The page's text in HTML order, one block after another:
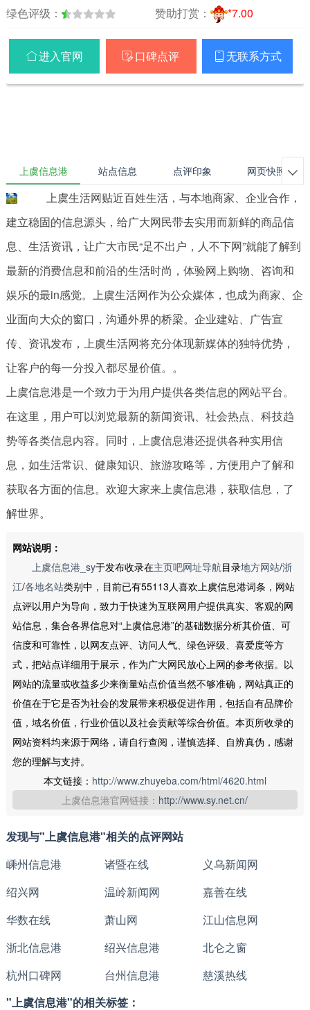
绿色评级：
赞助打赏： *7.00
进入官网  口碑点评  无联系方式
上虞信息港 站点信息 点评印象 网页快照 
上虞生活网贴近百姓生活，与本地商家、企业合作，
建立稳固的信息源头，给广大网民带去实用而新鲜的商品信
息、生活资讯，让广大市民“足不出户，人不下网”就能了解到
最新的消费信息和前沿的生活时尚，体验网上购物、咨询和
娱乐的最in感觉。上虞生活网作为公众媒体，也成为商家、企
业面向大众的窗口，沟通外界的桥梁。企业建站、广告宣
传、资讯发布，上虞生活网将充分体现新媒体的独特优势，
让客户的每一分投入都尽显价值。。
上虞信息港是一个致力于为用户提供各类信息的网站平台。
在这里，用户可以浏览最新的新闻资讯、社会热点、科技趋
势等各类信息内容。同时，上虞信息港还提供各种实用信
息，如生活常识、健康知识、旅游攻略等，方便用户了解和
获取各方面的信息。欢迎大家来上虞信息港，获取信息，了
解世界。
网站说明：
上虞信息港_sy于发布收录在主页吧网址导航目录地方网站/浙
江/各地名站类别中，目前已有55113人喜欢上虞信息港词条，网站
点评以用户为导向，致力于快速为互联网用户提供真实、客观的网
站信息，集合各界信息对“上虞信息港”的基础数据分析其价值、可
信度和可靠性，以网友点评、访问人气、绿色评级、喜爱度等方
式，把站点详细用于展示，作为广大网民放心上网的参考依据。以
网站的流量或收益多少来衡量站点价值当然不够准确，网站真正的
价值在于它是否为社会的发展带来积极促进作用，包括自有品牌价
值，域名价值，行业价值以及社会贡献等综合价值。本页所收录的
网站资料均来源于网络，请自行查阅，谨慎选择、自辨真伪，感谢
您的理解与支持。
本文链接： http://www.zhuyeba.com/html/4620.html
上虞信息港官网链接： http://www.sy.net.cn/
发现与"上虞信息港"相关的点评网站
嵊州信息港
诸暨在线
义乌新闻网
绍兴网
温岭新闻网
嘉善在线
华数在线
萧山网
江山信息网
浙北信息港
绍兴信息港
北仑之窗
杭州口碑网
台州信息港
慈溪热线
"上虞信息港"的相关标签：